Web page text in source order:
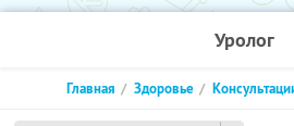
Уролог
Главная Здоровье